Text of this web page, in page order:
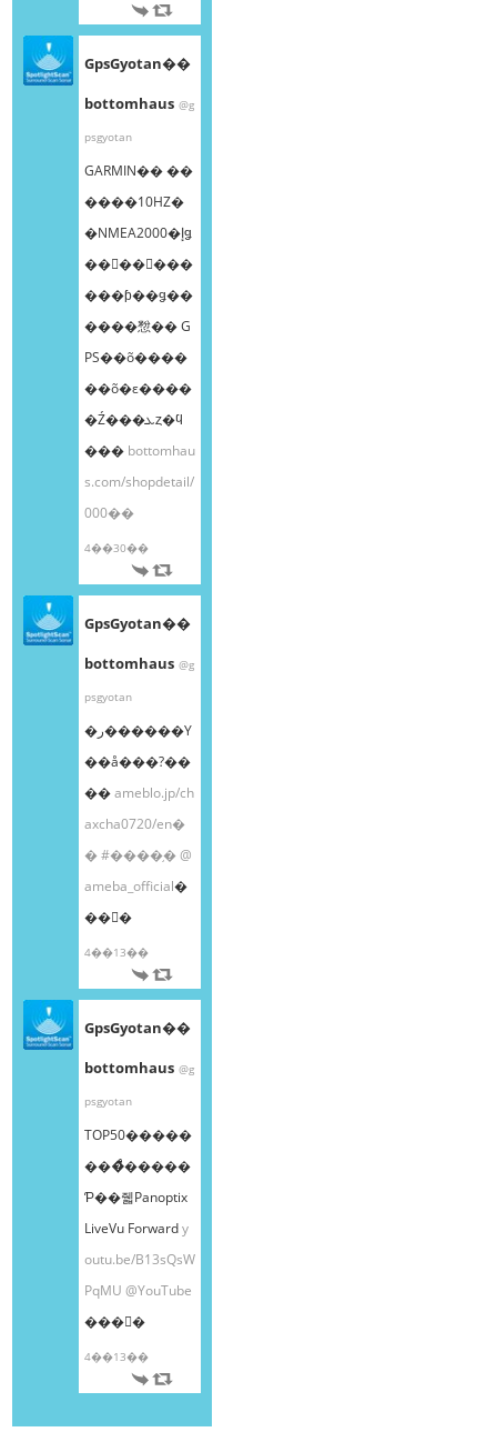
GpsGyotan��
bottomhaus @g
psgyotan
GARMIN�� ��
����10HZ�
�NMEA2000�إǥ
��󥰥��󥵡���
���ƥ��ǥ��
����㥹�� G
PS��õ����
��õ�ε����
�Ź���ܥȥ�ϥ
��� bottomhau
s.com/shopdetail/
000��
4��30��
GpsGyotan��
bottomhaus @g
psgyotan
�ر������Υ
��å���?��
��ameblo.jp/ch
axcha0720/en�
�#����֥�@
ameba_official�
��󤫤�
4��13��
GpsGyotan��
bottomhaus @g
psgyotan
TOP50�����
���ͤ�����
Ƥ��줿Panoptix
LiveVu Forwardy
outu.be/B13sQsW
PqMU @YouTube
���󤫤�
4��13��